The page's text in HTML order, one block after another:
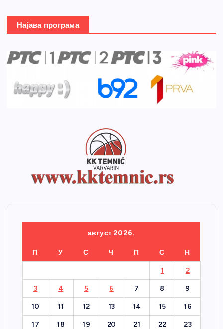
Најава програма
август 2026.
П У С Ч П С Н
1 2
3 4 5 6 7 8 9
10 11 12 13 14 15 16
17 18 19 20 21 22 23